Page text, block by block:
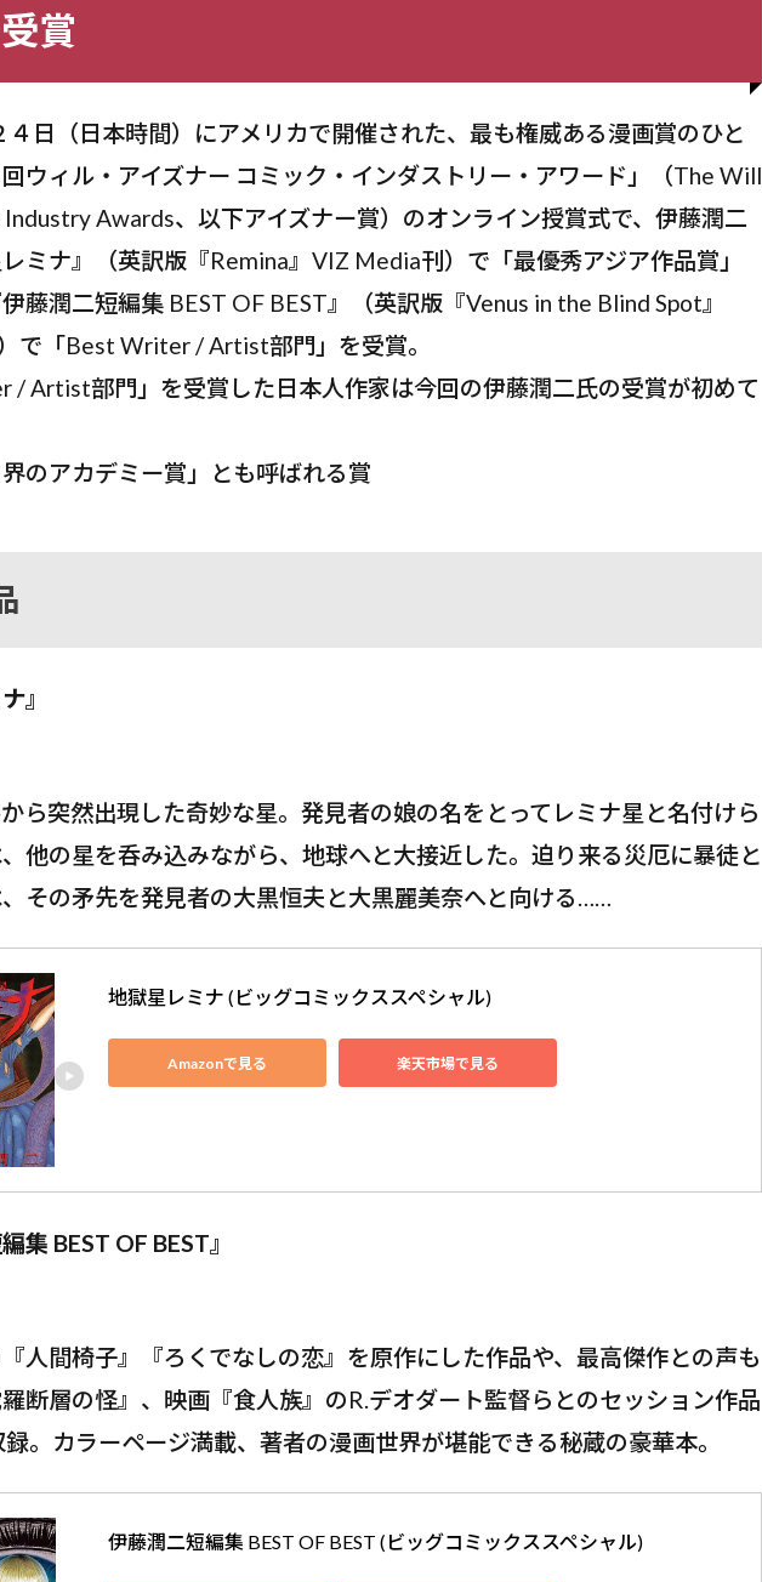
賞
４日（日本時間）にアメリカで開催された、最も権威ある漫画賞のひと
ウィル・アイズナー コミック・インダストリー・アワード」（The Will
Industry Awards、以下アイズナー賞）のオンライン授賞式で、伊藤潤二
ミナ』（英訳版『Remina』VIZ Media刊）で「最優秀アジア作品賞」
藤潤二短編集 BEST OF BEST』（英訳版『Venus in the Blind Spot』
で「Best Writer / Artist部門」を受賞。
/ Artist部門」を受賞した日本人作家は今回の伊藤潤二氏の受賞が初めて
のアカデミー賞」とも呼ばれる賞
』
ら突然出現した奇妙な星。発見者の娘の名をとってレミナ星と名付けら
他の星を呑み込みながら、地球へと大接近した。迫り来る災厄に暴徒と
その矛先を発見者の大黒恒夫と大黒麗美奈へと向ける……
地獄星レミナ (ビッグコミックススペシャル)
Amazonで見る 楽天市場で見る
集 BEST OF BEST』
人間椅子』『ろくでなしの恋』を原作にした作品や、最高傑作との声も
断層の怪』、映画『食人族』のR.デオダート監督らとのセッション作品
。カラーページ満載、著者の漫画世界が堪能できる秘蔵の豪華本。
伊藤潤二短編集 BEST OF BEST (ビッグコミックススペシャル)